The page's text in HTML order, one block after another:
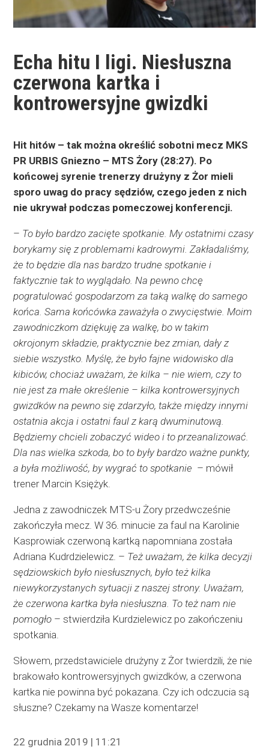
Echa hitu I ligi. Niesłuszna
czerwona kartka i
kontrowersyjne gwizdki
Hit hitów – tak można określić sobotni mecz MKS
PR URBIS Gniezno – MTS Żory (28:27). Po
końcowej syrenie trenerzy drużyny z Żor mieli
sporo uwag do pracy sędziów, czego jeden z nich
nie ukrywał podczas pomeczowej konferencji.
– To było bardzo zacięte spotkanie. My ostatnimi czasy
borykamy się z problemami kadrowymi. Zakładaliśmy,
że to będzie dla nas bardzo trudne spotkanie i
faktycznie tak to wyglądało. Na pewno chcę
pogratulować gospodarzom za taką walkę do samego
końca. Sama końcówka zaważyła o zwycięstwie. Moim
zawodniczkom dziękuję za walkę, bo w takim
okrojonym składzie, praktycznie bez zmian, dały z
siebie wszystko. Myślę, że było fajne widowisko dla
kibiców, chociaż uważam, że kilka – nie wiem, czy to
nie jest za małe określenie – kilka kontrowersyjnych
gwizdków na pewno się zdarzyło, także między innymi
ostatnia akcja i ostatni faul z karą dwuminutową.
Będziemy chcieli zobaczyć wideo i to przeanalizować.
Dla nas wielka szkoda, bo to były bardzo ważne punkty,
a była możliwość, by wygrać to spotkanie – mówił
trener Marcin Księżyk.
Jedna z zawodniczek MTS-u Żory przedwcześnie
zakończyła mecz. W 36. minucie za faul na Karolinie
Kasprowiak czerwoną kartką napomniana została
Adriana Kudrdzielewicz. – Też uważam, że kilka decyzji
sędziowskich było niesłusznych, było też kilka
niewykorzystanych sytuacji z naszej strony. Uważam,
że czerwona kartka była niesłuszna. To też nam nie
pomogło – stwierdziła Kurdzielewicz po zakończeniu
spotkania.
Słowem, przedstawiciele drużyny z Żor twierdzili, że nie
brakowało kontrowersyjnych gwizdków, a czerwona
kartka nie powinna być pokazana. Czy ich odczucia są
słuszne? Czekamy na Wasze komentarze!
22 grudnia 2019 | 11:21